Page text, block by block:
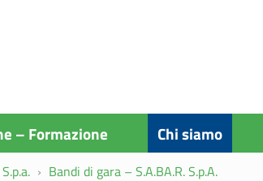
– Formazione Chi siamo
Bandi di gara – S.A.BA.R. S.p.A.